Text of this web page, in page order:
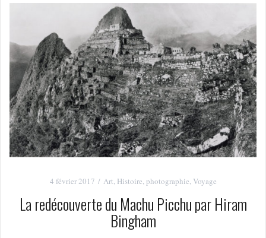
4 février 2017 Art, Histoire,photographie,Voyage
La redécouverte du Machu Picchu par Hiram
Bingham